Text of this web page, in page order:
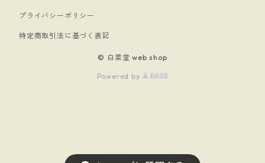
- papillon
- ケース
プライバシーポリシー
特定商取引法に基づく表記
© 白菜堂 web shop
Powered by